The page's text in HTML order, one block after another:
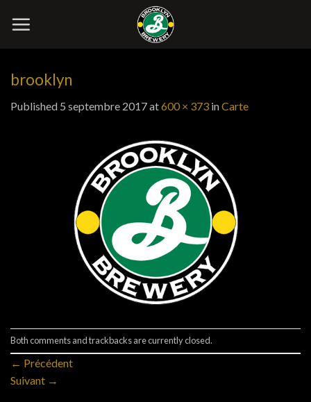
brooklyn
Published 5 septembre 2017at600 × 373 inCarte
Both comments and trackbacks are currently closed.
← Précédent
Suivant →